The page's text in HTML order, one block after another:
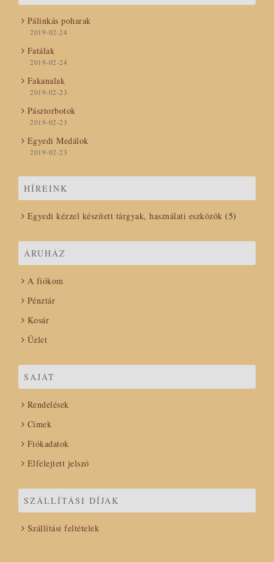
Pálinkás poharak
2019-02-24
Fatálak
2019-02-24
Fakanalak
2019-02-23
Pásztorbotok
2019-02-23
Egyedi Medálok
2019-02-23
HÍREINK
Egyedi kézzel készített tárgyak, használati eszközök (5)
ÁRUHÁZ
A fiókom
Pénztár
Kosár
Üzlet
SAJÁT
Rendelések
Címek
Fiókadatok
Elfelejtett jelszó
SZÁLLÍTÁSI DÍJAK
Szállítási feltételek